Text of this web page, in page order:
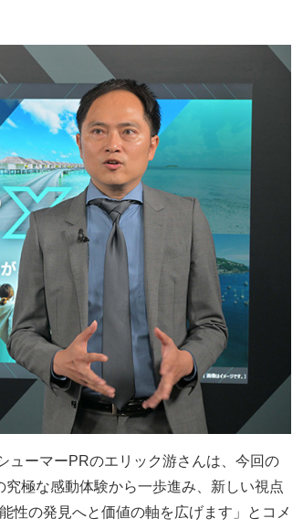
ーマーPRのエリック游さんは、今回の
究極な感動体験から一歩進み、新しい視点
性の発見へと価値の軸を広げます」とコメ